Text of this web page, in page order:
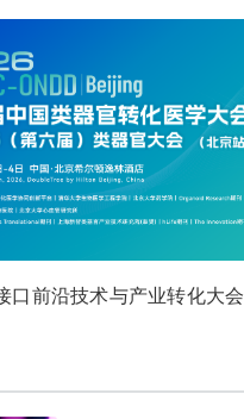
口前沿技术与产业转化大会